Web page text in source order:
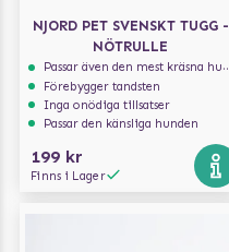
NJORD PET SVENSKT TUGG -
NÖTRULLE
Passar även den mest kräsna hunden
Förebygger tandsten
Inga onödiga tillsatser
Passar den känsliga hunden
199 kr
Finns i Lager